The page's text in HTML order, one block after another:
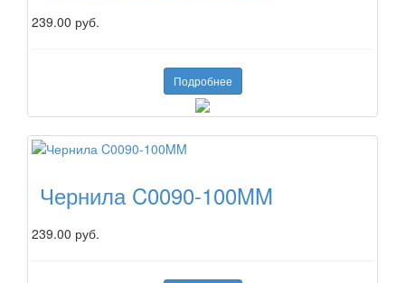
239.00 руб.
Подробнее
Чернила C0090-100MM
239.00 руб.